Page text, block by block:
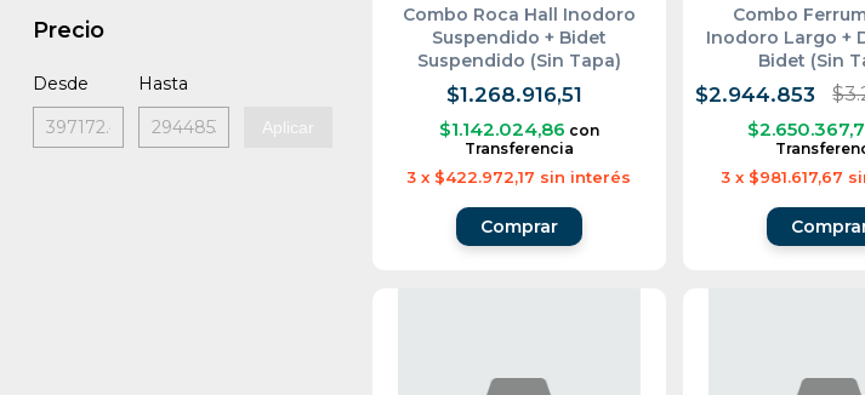
Precio
Desde Hasta
Aplicar
Combo Roca Hall Inodoro
Suspendido + Bidet
Suspendido (Sin Tapa)
$1.268.916,51
$1.142.024,86 con
Transferencia
3 x $422.972,17 sin interés
Combo
Inodoro Largo +
Bidet (Sin
$2.944.853
3 x $981.617,67